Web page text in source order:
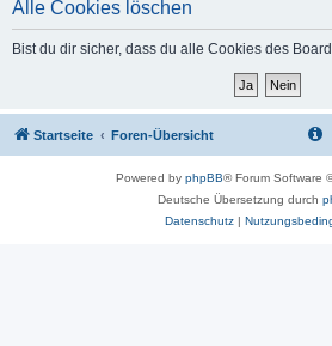
Alle Cookies löschen
Bist du dir sicher, dass du alle Cookies des
Startseite Foren-Übersicht
Powered by phpBB® Forum Software
Deutsche Übersetzung durch
Datenschutz|